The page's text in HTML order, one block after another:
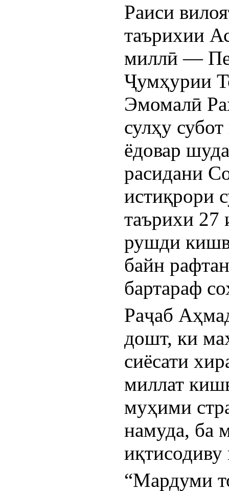
Раиси
таърихии
миллӣ —
Ҷумҳурии
Эмомалӣ
сулҳу
ёдовар
расидани
истиқрори
таърихи 27
рушди
байн
бартараф
Раҷаб
дошт, ки
сиёсати
миллат
муҳими
намуда, ба
“Мардуми